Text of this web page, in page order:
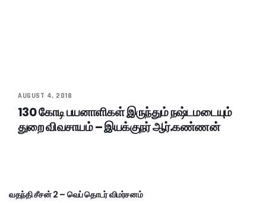
AUGUST 4, 2018
130 கோடி பயனாளிகள் இருந்தும் நஷ்டமடையும்
துறை விவசாயம் – இயக்குநர் ஆர்.கண்ணன்
வதந்தி சீசன் 2 – வெப் தொடர் விமர்சனம்